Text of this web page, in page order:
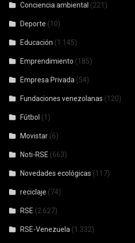
Conciencia ambiental (221)
Deporte (10)
Educación (1.145)
Emprendimiento (185)
Empresa Privada (54)
Fundaciones venezolanas (120)
Fútbol (1)
Movistar (6)
Noti-RSE (663)
Novedades ecológicas (117)
reciclaje (74)
RSE (2.627)
RSE-Venezuela (1.332)